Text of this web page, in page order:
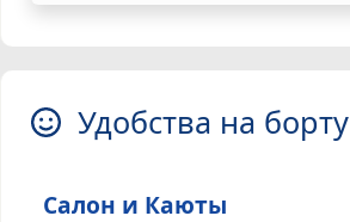
Удобства на борту
Салон и Каюты